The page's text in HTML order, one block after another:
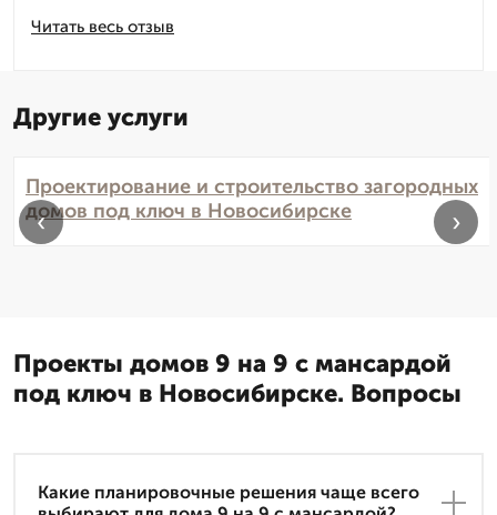
Читать весь отзыв
Другие услуги
Проектирование и строительство загородных
домов под ключ в Новосибирске
‹ ›
Проекты домов 9 на 9 с мансардой
под ключ в Новосибирске. Вопросы
Какие планировочные решения чаще всего